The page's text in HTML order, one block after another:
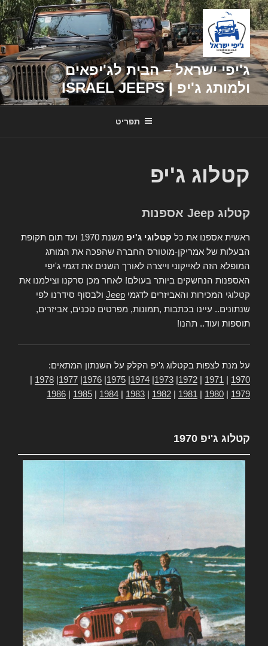
דילוג
לתוכן
ג'יפי ישראל – הבית לג'יפאים
ולמותג ג'יפ | ISRAEL JEEPS
תפריט
קטלוג ג'יפ
קטלוג Jeep אספנות
ראשית אספנו את כל קטלוגי ג'יפ
משנת 1970 ועד תום תקופת
הבעלות של אמריקן-מוטורס החברה שהפכה את המותג
המופלא הזה לאייקוני וייצרה לאורך השנים את דגמי ג'יפי
האספנות הנחשקים ביותר בעולם! לאחר מכן סרקנו וצילמנו את
קטלוגי המכירות והאביזרים לדגמי Jeep ולבסוף סידרנו לפי
שנתונים.. עיינו בכתבות ,תמונות, מפרטים טכנים, אביזרים,
תוספות ועוד.. תהנו!
על מנת לצפות בקטלוג ג'יפ הקלק על השנתון המתאים:
1970
1971
1972
1973
1974
1975
1976
1977
1978
1979
1980
1981
1982
1983
1984
1985
1986
קטלוג ג'יפ 1970